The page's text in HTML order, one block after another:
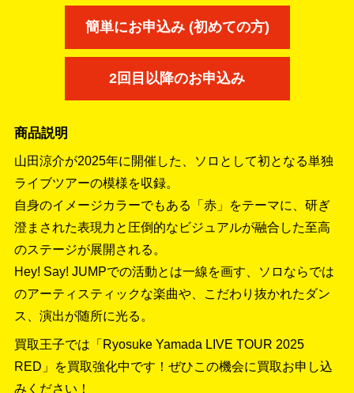
簡単にお申込み (初めての方)
2回目以降のお申込み
商品説明
山田涼介が2025年に開催した、ソロとして初となる単独
ライブツアーの模様を収録。
自身のイメージカラーでもある「赤」をテーマに、研ぎ
澄まされた表現力と圧倒的なビジュアルが融合した至高
のステージが展開される。
Hey! Say! JUMPでの活動とは一線を画す、ソロならでは
のアーティスティックな楽曲や、こだわり抜かれたダン
ス、演出が随所に光る。
買取王子では「Ryosuke Yamada LIVE TOUR 2025
RED」を買取強化中です！ ぜひこの機会に買取お申し込
みください！